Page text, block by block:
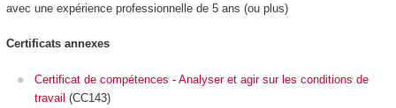
avec une expérience professionnelle de 5 ans (ou plus)
Certificats annexes
Certificat de compétences - Analyser et agir sur les conditions de
travail (CC143)